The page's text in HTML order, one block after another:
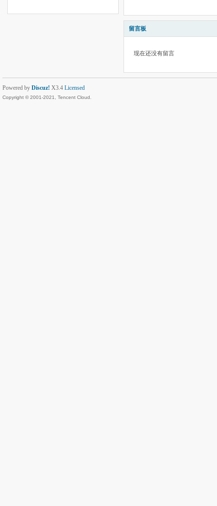
留言板
现在还没有留言
Powered by Discuz! X3.4 Licensed
Copyright © 2001-2021, Tencent Cloud.